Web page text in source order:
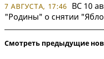
7 АВГУСТА, 17:46
ВС 10
"Родины" о снятии
Смотреть